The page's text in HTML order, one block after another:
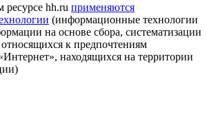
hh.ru применяются
(информационные технологии
на основе сбора, систематизации
к предпочтениям
находящихся на территории